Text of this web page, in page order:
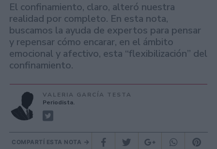
El confinamiento, claro, alteró nuestra
realidad por completo. En esta nota,
buscamos la ayuda de expertos para pensar
y repensar cómo encarar, en el ámbito
emocional y afectivo, esta “flexibilización” del
confinamiento.
VALERIA GARCÍA TESTA
Periodista.
COMPARTÍ ESTA NOTA